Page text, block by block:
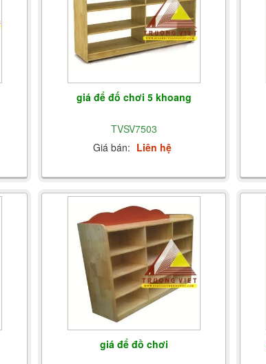
giá để đố chơi 5 khoang
TVSV7503
Giá bán: Liên hệ
giá để đồ chơi